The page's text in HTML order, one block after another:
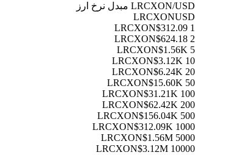
LRCXON/USD مبدل نرخ ارز
LRCXONUSD
1 LRCXON
$312.09
2 LRCXON
$624.18
5 LRCXON
$1.56K
10 LRCXON
$3.12K
20 LRCXON
$6.24K
50 LRCXON
$15.60K
100 LRCXON
$31.21K
200 LRCXON
$62.42K
500 LRCXON
$156.04K
1000 LRCXON
$312.09K
5000 LRCXON
$1.56M
10000 LRCXON
$3.12M